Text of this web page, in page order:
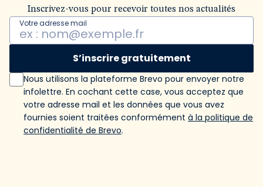
Inscrivez-vous pour recevoir toutes nos actualités
Votre adresse mail
S’inscrire gratuitement
Nous utilisons la plateforme Brevo pour envoyer notre
infolettre. En cochant cette case, vous acceptez que
votre adresse mail et les données que vous avez
fournies soient traitées conformément à la politique de
confidentialité de Brevo.